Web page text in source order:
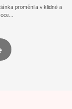
proměnila v klidné a